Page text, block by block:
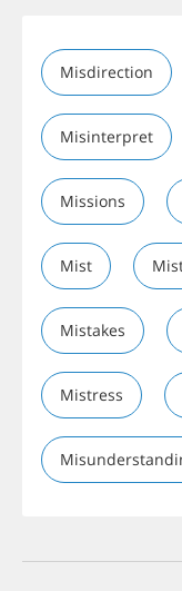
Misdirection
Misinterpret
Missions
Mist
Mistakes
Mistress